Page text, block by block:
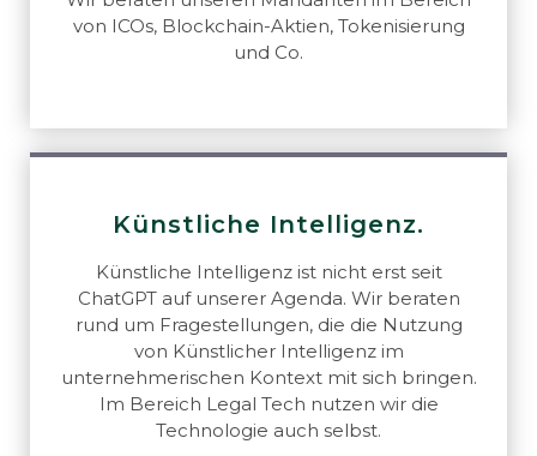
von ICOs, Blockchain-Aktien, Tokenisierung
und Co.
Künstliche Intelligenz.
Künstliche Intelligenz ist nicht erst seit
ChatGPT auf unserer Agenda. Wir beraten
rund um Fragestellungen, die die Nutzung
von Künstlicher Intelligenz im
unternehmerischen Kontext mit sich bringen.
Im Bereich Legal Tech nutzen wir die
Technologie auch selbst.